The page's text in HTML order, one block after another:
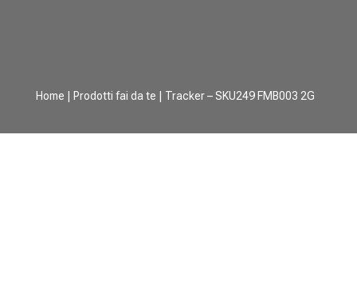
Home Prodotti fai da te | Tracker – SKU249 FMB003 2G